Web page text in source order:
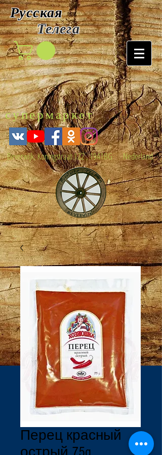
Русская
Телега
супермаркет
Beverwijk, Koningstraat 122 , 1941BG Nederland
Перец красный